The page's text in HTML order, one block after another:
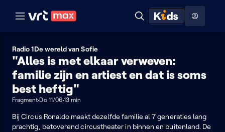
Naar hoofdinhoud Naar audiodescriptie Naar help
Zoeken
ontdekken
Radio 1De wereld van Sofie
"Alles is met elkaar verweven:
familie zijn en artiest en dat is soms
best heftig"
FragmentDo 11/06 13 min
Bij Circus Ronaldo maakt dezelfde familie al 7 generaties lang
prachtig, betoverend circustheater in binnen en buitenland. De